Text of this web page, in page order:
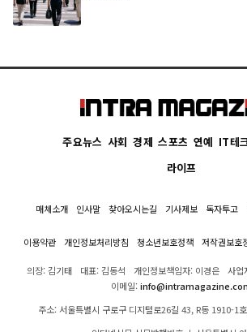
주요뉴스 사회 경제 스포츠 연예 IT테
라이프
매체소개 인사말 찾아오시는길 기사제보 독자투고
이용약관 개인정보처리방침 청소년보호정책 저작권보호
의장: 김기태 대표: 김동석 개인정보책임자: 이경은
사업
이메일:
주소: 서울특별시 구로구 디지털로26길 43, R동 1910-1